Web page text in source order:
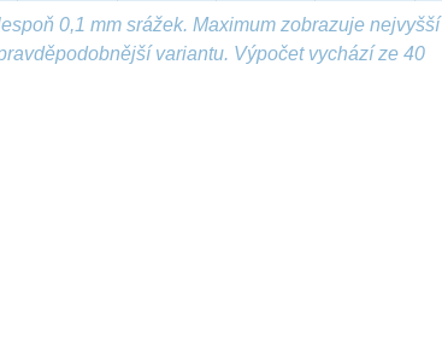
0,1 mm srážek. Maximum zobrazuje nejvyšší
variantu. Výpočet vychází ze 40